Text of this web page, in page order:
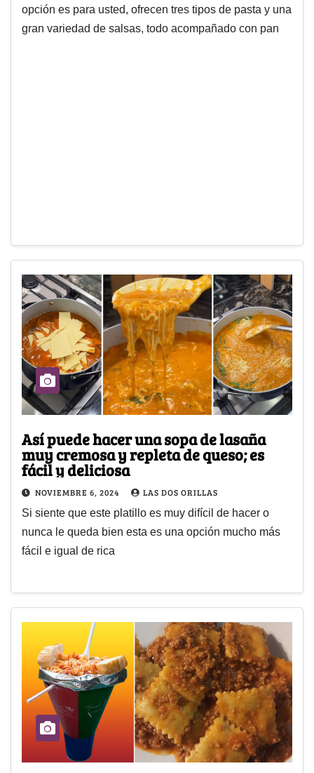
opción es para usted, ofrecen tres tipos de pasta y una
gran variedad de salsas, todo acompañado con pan
Así puede hacer una sopa de lasaña
muy cremosa y repleta de queso; es
fácil y deliciosa
NOVIEMBRE 6, 2024 LAS DOS ORILLAS
Si siente que este platillo es muy difícil de hacer o
nunca le queda bien esta es una opción mucho más
fácil e igual de rica